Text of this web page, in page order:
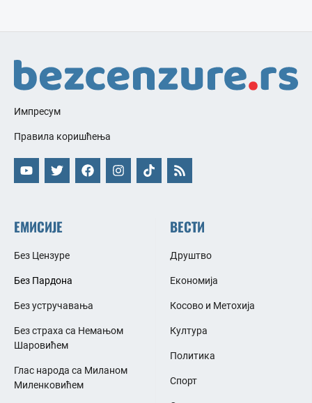
Импресум
Правила коришћења
ЕМИСИЈЕ
Без Цензуре
Без Пардона
Без устручавања
Без страха са Немањом
Шаровићем
Глас народа са Миланом
Миленковићем
ВЕСТИ
Друштво
Економија
Косово и Метохија
Култура
Политика
Спорт